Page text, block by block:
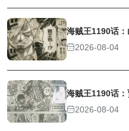
海贼王1190话
2026-08-04
海贼王1190话
2026-08-04